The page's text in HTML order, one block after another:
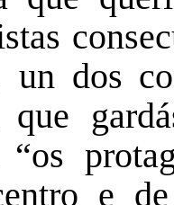
un dos
e